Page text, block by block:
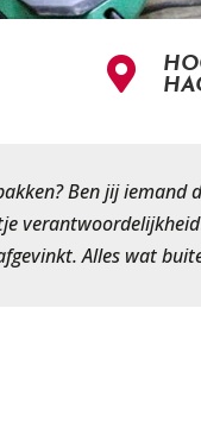

Ben jij
Alles wat